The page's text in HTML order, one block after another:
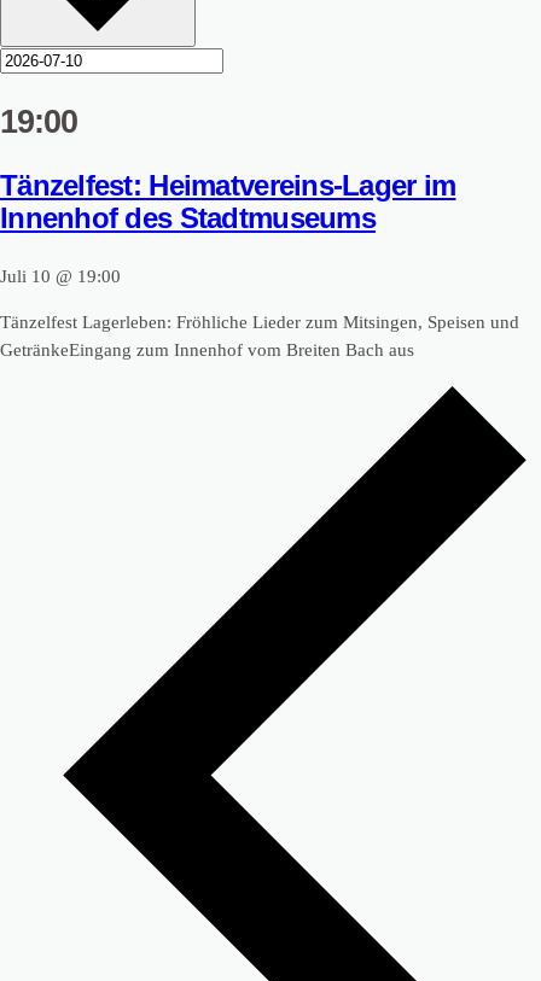
19:00
Tänzelfest: Heimatvereins-Lager im
Innenhof des Stadtmuseums
Juli 10 @ 19:00
Tänzelfest Lagerleben: Fröhliche Lieder zum Mitsingen, Speisen und
GetränkeEingang zum Innenhof vom Breiten Bach aus